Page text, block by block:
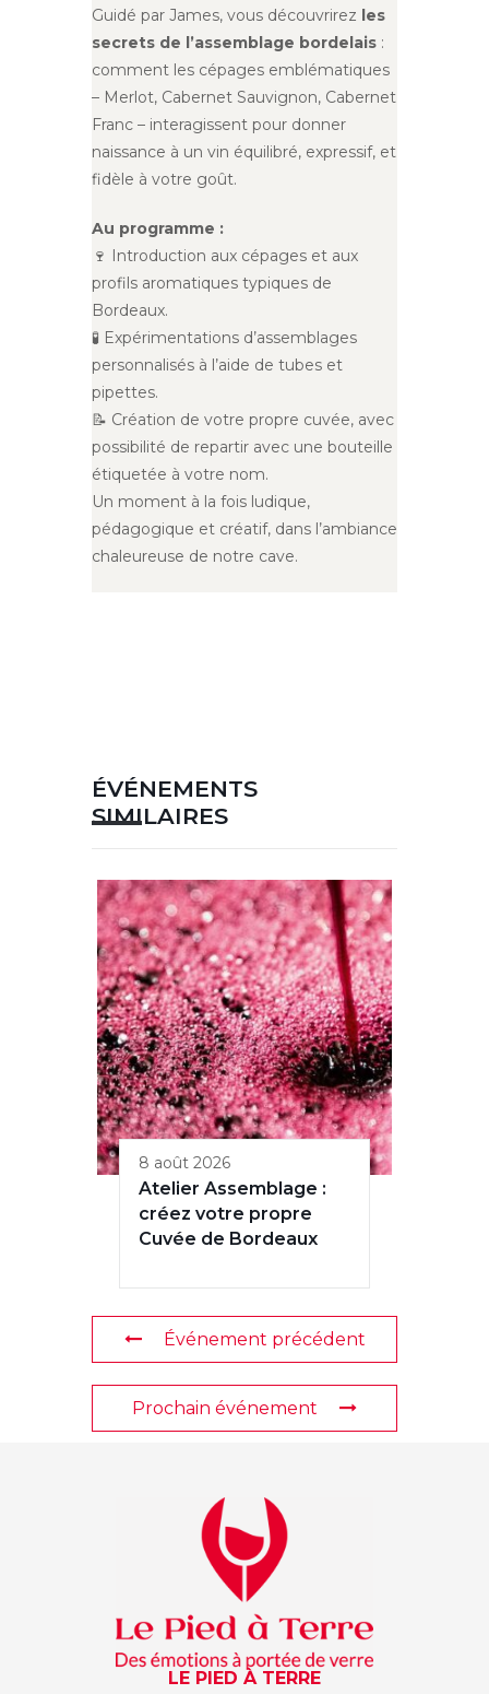
Guidé par James, vous découvrirez les
secrets de l’assemblage bordelais :
comment les cépages emblématiques
– Merlot, Cabernet Sauvignon, Cabernet
Franc – interagissent pour donner
naissance à un vin équilibré, expressif, et
fidèle à votre goût.
Au programme :
🍷 Introduction aux cépages et aux
profils aromatiques typiques de
Bordeaux.
🧪 Expérimentations d’assemblages
personnalisés à l’aide de tubes et
pipettes.
📝 Création de votre propre cuvée, avec
possibilité de repartir avec une bouteille
étiquetée à votre nom.
Un moment à la fois ludique,
pédagogique et créatif, dans l’ambiance
chaleureuse de notre cave.
ÉVÉNEMENTS
SIMILAIRES
8 août 2026
Atelier Assemblage :
créez votre propre
Cuvée de Bordeaux
Événement précédent
Prochain événement
LE PIED À TERRE